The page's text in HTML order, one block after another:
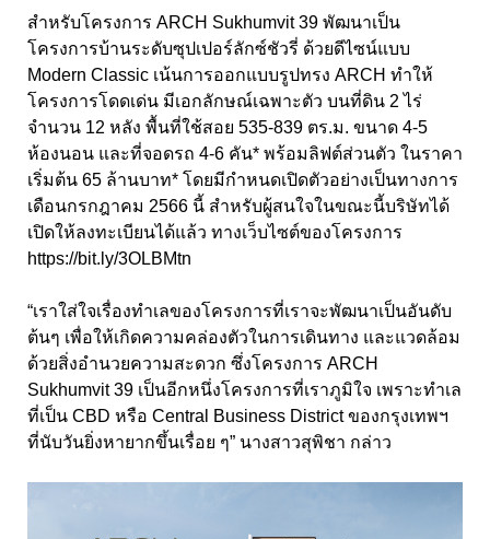
สำหรับโครงการ ARCH Sukhumvit 39 พัฒนาเป็น
โครงการบ้านระดับซุปเปอร์ลักซ์ชัวรี่ ด้วยดีไซน์แบบ
Modern Classic เน้นการออกแบบรูปทรง ARCH ทำให้
โครงการโดดเด่น มีเอกลักษณ์เฉพาะตัว บนที่ดิน 2 ไร่
จำนวน 12 หลัง พื้นที่ใช้สอย 535-839 ตร.ม. ขนาด 4-5
ห้องนอน และที่จอดรถ 4-6 คัน* พร้อมลิฟต์ส่วนตัว ในราคา
เริ่มต้น 65 ล้านบาท* โดยมีกำหนดเปิดตัวอย่างเป็นทางการ
เดือนกรกฎาคม 2566 นี้ สำหรับผู้สนใจในขณะนี้บริษัทได้
เปิดให้ลงทะเบียนได้แล้ว ทางเว็บไซต์ของโครงการ
https://bit.ly/3OLBMtn
“เราใส่ใจเรื่องทำเลของโครงการที่เราจะพัฒนาเป็นอันดับ
ต้นๆ เพื่อให้เกิดความคล่องตัวในการเดินทาง และแวดล้อม
ด้วยสิ่งอำนวยความสะดวก ซึ่งโครงการ ARCH
Sukhumvit 39 เป็นอีกหนึ่งโครงการที่เราภูมิใจ เพราะทำเล
ที่เป็น CBD หรือ Central Business District ของกรุงเทพฯ
ที่นับวันยิ่งหายากขึ้นเรื่อย ๆ” นางสาวสุพิชา กล่าว